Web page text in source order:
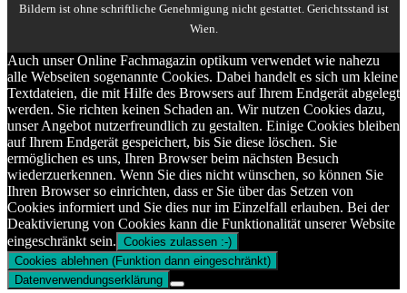
Bildern ist ohne schriftliche Genehmigung nicht gestattet. Gerichtsstand ist
Wien.
Auch unser Online Fachmagazin optikum verwendet wie nahezu
alle Webseiten sogenannte Cookies. Dabei handelt es sich um kleine
Textdateien, die mit Hilfe des Browsers auf Ihrem Endgerät abgelegt
werden. Sie richten keinen Schaden an. Wir nutzen Cookies dazu,
unser Angebot nutzerfreundlich zu gestalten. Einige Cookies bleiben
auf Ihrem Endgerät gespeichert, bis Sie diese löschen. Sie
ermöglichen es uns, Ihren Browser beim nächsten Besuch
wiederzuerkennen. Wenn Sie dies nicht wünschen, so können Sie
Ihren Browser so einrichten, dass er Sie über das Setzen von
Cookies informiert und Sie dies nur im Einzelfall erlauben. Bei der
Deaktivierung von Cookies kann die Funktionalität unserer Website
eingeschränkt sein. Cookies zulassen :-)
Cookies ablehnen (Funktion dann eingeschränkt)
Datenverwendungserklärung